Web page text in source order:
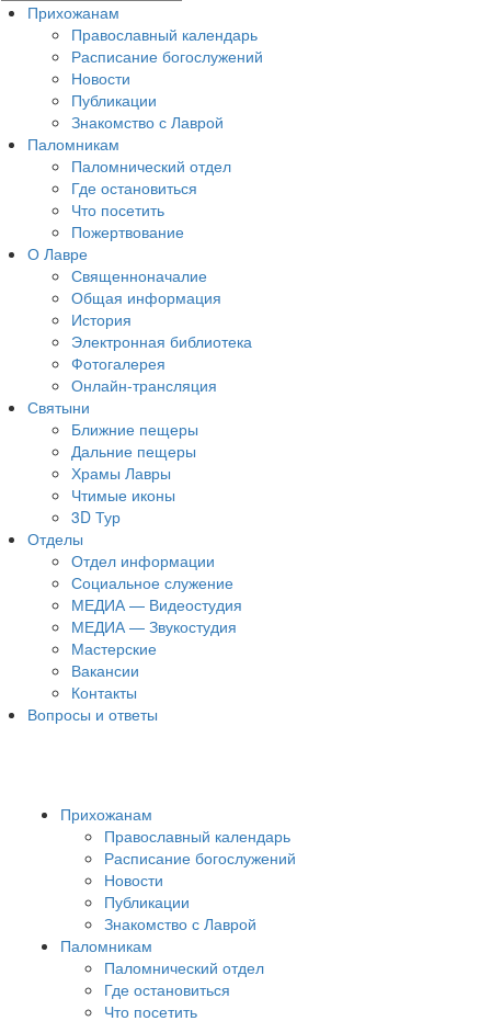
Прихожанам
Православный календарь
Расписание богослужений
Новости
Публикации
Знакомство с Лаврой
Паломникам
Паломнический отдел
Где остановиться
Что посетить
Пожертвование
О Лавре
Священноначалие
Общая информация
История
Электронная библиотека
Фотогалерея
Онлайн-трансляция
Святыни
Ближние пещеры
Дальние пещеры
Храмы Лавры
Чтимые иконы
3D Тур
Отделы
Отдел информации
Социальное служение
МЕДИА — Видеостудия
МЕДИА — Звукостудия
Мастерские
Вакансии
Контакты
Вопросы и ответы
Прихожанам
Православный календарь
Расписание богослужений
Новости
Публикации
Знакомство с Лаврой
Паломникам
Паломнический отдел
Где остановиться
Что посетить